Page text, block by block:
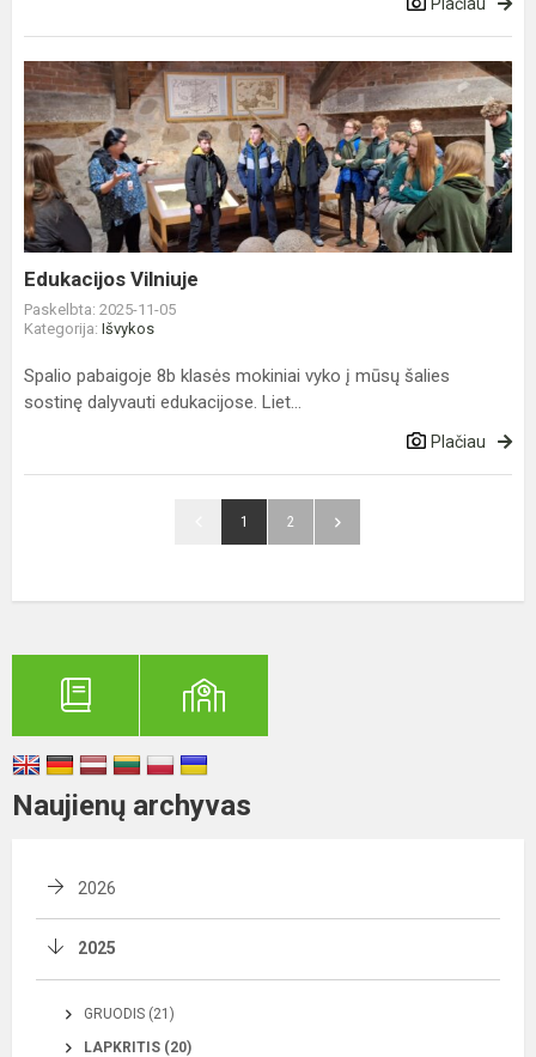
Edukacijos
Vilniuje
Edukacijos Vilniuje
Paskelbta: 2025-11-05
Kategorija: Išvykos
Spalio pabaigoje 8b klasės mokiniai vyko į mūsų šalies
sostinę dalyvauti edukacijose. Liet...
Plačiau
1 2
Naujienų archyvas
2026
2025
GRUODIS (21)
LAPKRITIS (20)